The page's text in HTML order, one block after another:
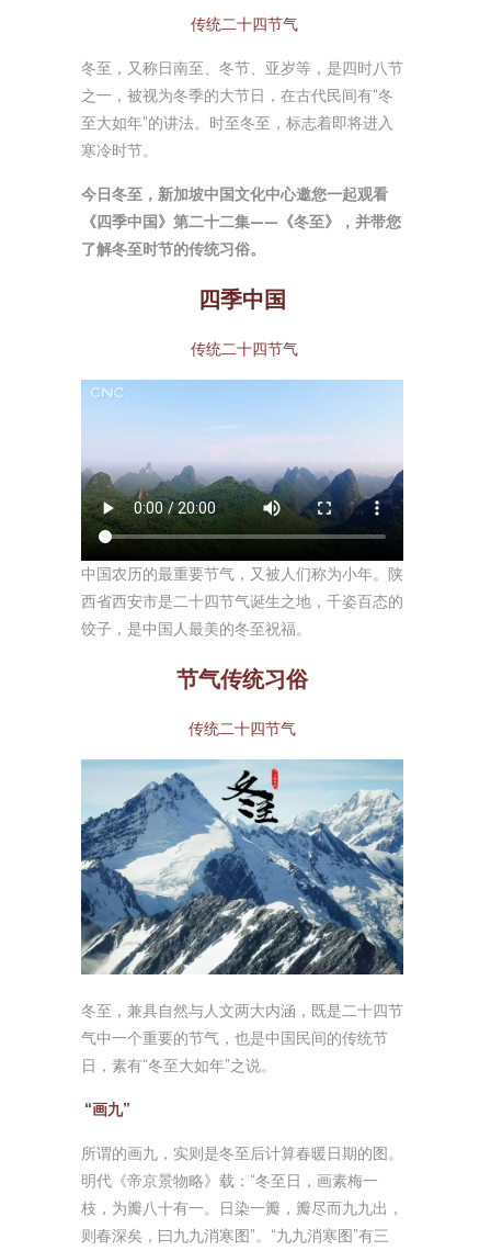
传统二十四节气
冬至，又称日南至、冬节、亚岁等，是四时八节
之一，被视为冬季的大节日，在古代民间有“冬
至大如年”的讲法。时至冬至，标志着即将进入
寒冷时节。
今日冬至，新加坡中国文化中心邀您一起观看
《四季中国》第二十二集——《冬至》，并带您
了解冬至时节的传统习俗。
四季中国
传统二十四节气
中国农历的最重要节气，又被人们称为小年。陕
西省西安市是二十四节气诞生之地，千姿百态的
饺子，是中国人最美的冬至祝福。
节气传统习俗
传统二十四节气
冬至，兼具自然与人文两大内涵，既是二十四节
气中一个重要的节气，也是中国民间的传统节
日，素有“冬至大如年”之说。
“画九”
所谓的画九，实则是冬至后计算春暖日期的图。
明代《帝京景物略》载：“冬至日，画素梅一
枝，为瓣八十有一。日染一瓣，瓣尽而九九出，
则春深矣，曰九九消寒图”。“九九消寒图”有三